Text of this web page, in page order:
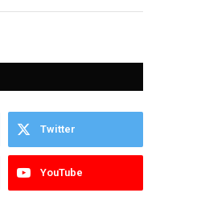
Twitter
YouTube